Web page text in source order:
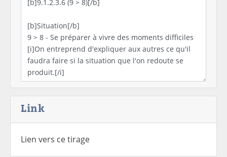
Link
Lien vers ce tirage